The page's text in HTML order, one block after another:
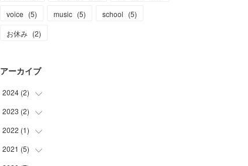
voice (5) music (5) school (5)
お休み (2)
アーカイブ
2024 (2)
(
)
(
)
2023 (2)
(
)
(
)
2022 (1)
(
)
2021 (5)